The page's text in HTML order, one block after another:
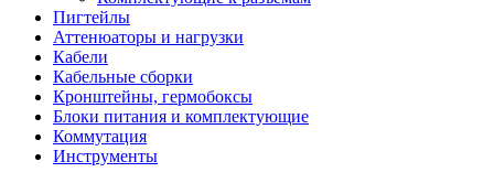
Пигтейлы
Аттенюаторы и нагрузки
Кабели
Кабельные сборки
Кронштейны, гермобоксы
Блоки питания и комплектующие
Коммутация
Инструменты